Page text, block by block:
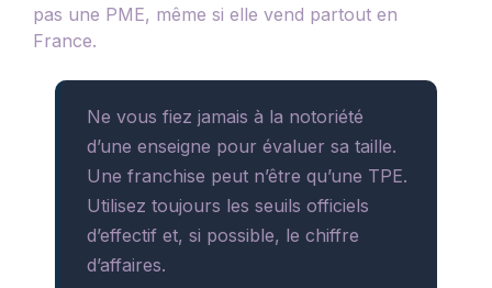
pas une PME, même si elle vend partout en
France.
Ne vous fiez jamais à la notoriété
d’une enseigne pour évaluer sa taille.
Une franchise peut n’être qu’une TPE.
Utilisez toujours les seuils officiels
d’effectif et, si possible, le chiffre
d’affaires.